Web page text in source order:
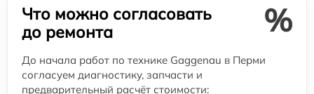
Что можно согласовать
до ремонта
%
До начала работ по технике Gaggenau в Перми
согласуем диагностику, запчасти и
предварительный расчёт стоимости: